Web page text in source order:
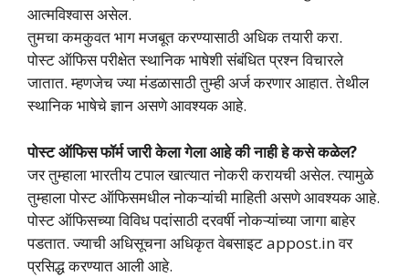
आत्मविश्वास असेल.
तुमचा कमकुवत भाग मजबूत करण्यासाठी अधिक तयारी करा.
पोस्ट ऑफिस परीक्षेत स्थानिक भाषेशी संबंधित प्रश्न विचारले
जातात. म्हणजेच ज्या मंडळासाठी तुम्ही अर्ज करणार आहात. तेथील
स्थानिक भाषेचे ज्ञान असणे आवश्यक आहे.
पोस्ट ऑफिस फॉर्म जारी केला गेला आहे की नाही हे कसे कळेल?
जर तुम्हाला भारतीय टपाल खात्यात नोकरी करायची असेल. त्यामुळे
तुम्हाला पोस्ट ऑफिसमधील नोकऱ्यांची माहिती असणे आवश्यक आहे.
पोस्ट ऑफिसच्या विविध पदांसाठी दरवर्षी नोकऱ्यांच्या जागा बाहेर
पडतात. ज्याची अधिसूचना अधिकृत वेबसाइट appost.in वर
प्रसिद्ध करण्यात आली आहे.